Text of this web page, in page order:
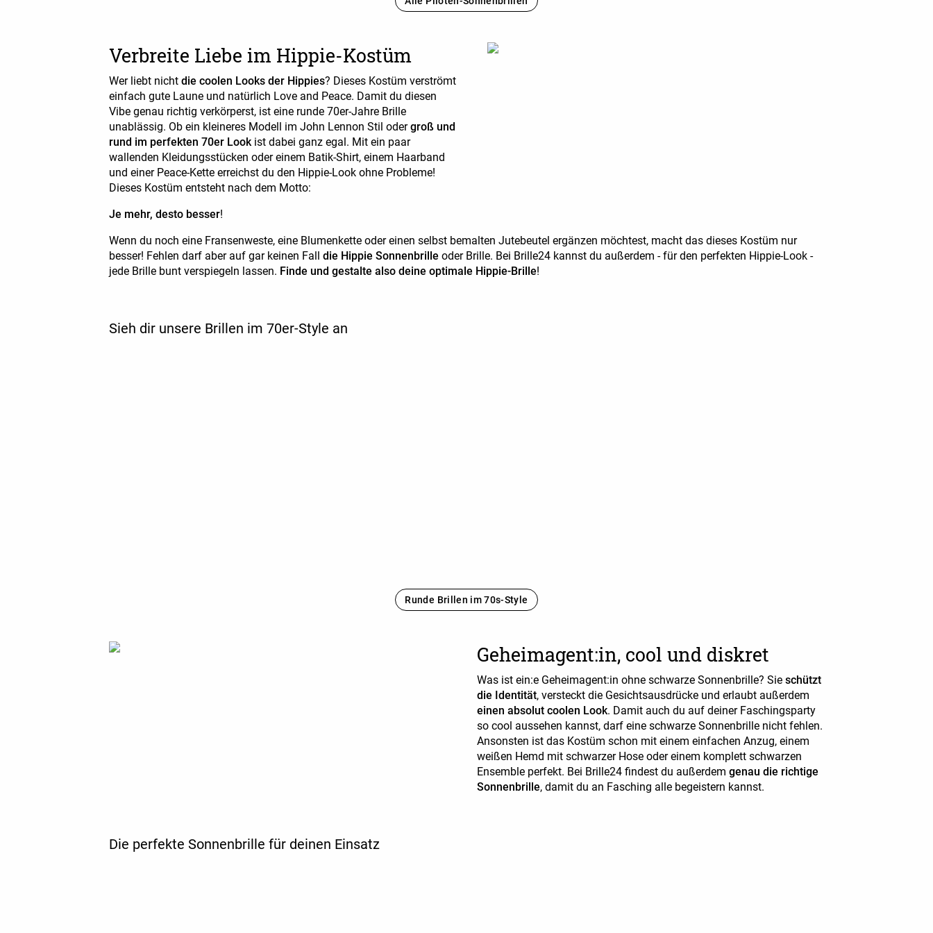
Verbreite Liebe im Hippie-Kostüm
Wer liebt nicht die coolen Looks der Hippies? Dieses Kostüm verströmt
einfach gute Laune und natürlich Love and Peace. Damit du diesen
Vibe genau richtig verkörperst, ist eine runde 70er-Jahre Brille
unablässig. Ob ein kleineres Modell im John Lennon Stil odergroß und
rund im perfekten 70er Lookist dabei ganz egal. Mit ein paar
wallenden Kleidungsstücken oder einem Batik-Shirt, einem Haarband
und einer Peace-Kette erreichst du den Hippie-Look ohne Probleme!
Dieses Kostüm entsteht nach dem Motto:
Je mehr, desto besser!
Wenn du noch eine Fransenweste, eine Blumenkette oder einen selbst bemalten Jutebeutel ergänzen möchtest, macht das dieses Kostüm nur
besser! Fehlen darf aber auf gar keinen Fall die Hippie Sonnenbrille oder Brille. Bei Brille24 kannst du außerdem - für den perfekten Hippie-Look -
jede Brille bunt verspiegeln lassen. Finde und gestalte also deine optimale Hippie-Brille!
Sieh dir unsere Brillen im 70er-Style an
Runde Brillen im 70s-Style
Geheimagent:in, cool und diskret
Was ist ein:e Geheimagent:in ohne schwarze Sonnenbrille? Sie schützt
die Identität, versteckt die Gesichtsausdrücke und erlaubt außerdem
einen absolut coolen Look. Damit auch du auf deiner Faschingsparty
so cool aussehen kannst, darf eine schwarze Sonnenbrille nicht fehlen.
Ansonsten ist das Kostüm schon mit einem einfachen Anzug, einem
weißen Hemd mit schwarzer Hose oder einem komplett schwarzen
Ensemble perfekt. Bei Brille24 findest du außerdem genau die richtige
Sonnenbrille, damit du an Fasching alle begeistern kannst.
Die perfekte Sonnenbrille für deinen Einsatz